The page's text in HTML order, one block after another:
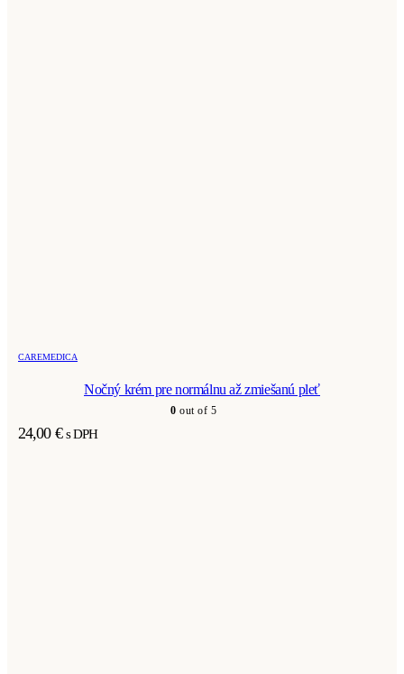
CAREMEDICA
Nočný krém pre normálnu až zmiešanú pleť
0 out of 5
24,00 € s DPH